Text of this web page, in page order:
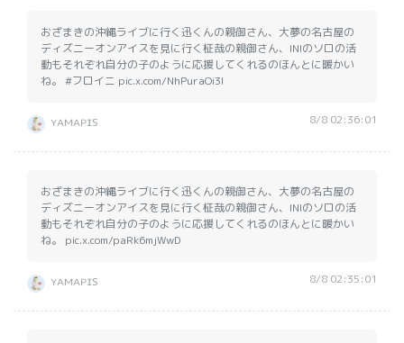
おざまきの沖縄ライブに行く迅くんの親御さん、大夢の名古屋の
ディズニーオンアイスを見に行く柾哉の親御さん、INIのソロの活
動もそれぞれ自分の子のように応援してくれるのほんとに暖かい
ね。 #フロイニ pic.x.com/NhPuraOi3l
ʏᴀᴍᴀᴘɪs 8/8 02:36:01
おざまきの沖縄ライブに行く迅くんの親御さん、大夢の名古屋の
ディズニーオンアイスを見に行く柾哉の親御さん、INIのソロの活
動もそれぞれ自分の子のように応援してくれるのほんとに暖かい
ね。 pic.x.com/paRk6mjWwD
ʏᴀᴍᴀᴘɪs 8/8 02:35:01